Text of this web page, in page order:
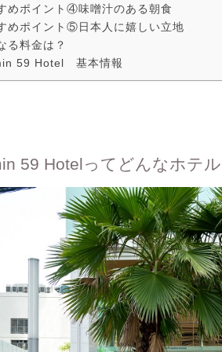
めポイント④味噌汁のある朝食
めポイント⑤日本人に嬉しい立地
る料金は？
59 Hotel 基本情報
59 Hotelってどんなホテ